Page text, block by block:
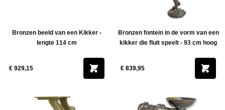
Bronzen beeld van een Kikker -
lengte 114 cm
€ 929,15
Bronzen fontein in de vorm van een
kikker die fluit speelt - 93 cm hoog
€ 839,95